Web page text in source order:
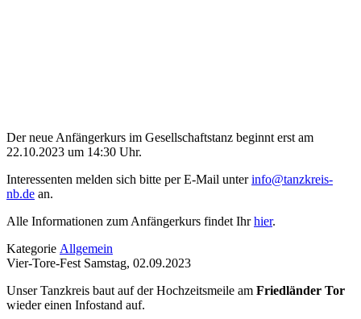
Der neue Anfängerkurs im Gesellschaftstanz beginnt erst am
22.10.2023 um 14:30 Uhr.
Interessenten melden sich bitte per E-Mail unterinfo@tanzkreis-
nb.de an.
Alle Informationen zum Anfängerkurs findet Ihrhier.
Kategorie Allgemein
Vier-Tore-Fest Samstag, 02.09.2023
Unser Tanzkreis baut auf der Hochzeitsmeile am Friedländer Tor
wieder einen Infostand auf.